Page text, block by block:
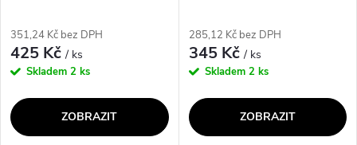
351,24 Kč bez DPH
425 Kč/ ks
Skladem 2 ks
ZOBRAZIT
285,12 Kč bez DPH
345 Kč/ ks
Skladem 2 ks
ZOBRAZIT